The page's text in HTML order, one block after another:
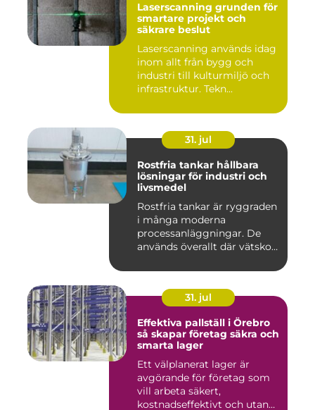
Laserscanning grunden för
smartare projekt och
säkrare beslut
Laserscanning används idag
inom allt från bygg och
industri till kulturmiljö och
infrastruktur. Tekn...
31. jul
Rostfria tankar hållbara
lösningar för industri och
livsmedel
Rostfria tankar är ryggraden
i många moderna
processanläggningar. De
används överallt där vätskor,
31. jul
Effektiva pallställ i Örebro
så skapar företag säkra och
smarta lager
Ett välplanerat lager är
avgörande för företag som
vill arbeta säkert,
kostnadseffektivt och utan